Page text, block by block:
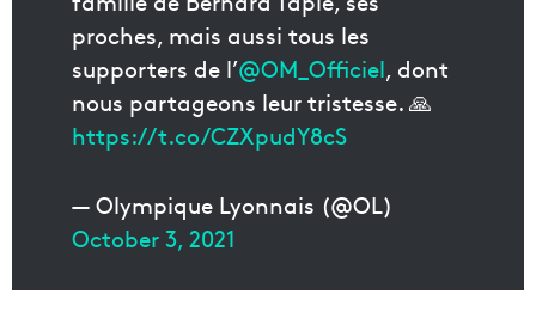
proches, mais aussi tous les
supporters de l’@OM_Officiel, dont
nous partageons leur tristesse. 🙏
https://t.co/CZXpudY8cS
— Olympique Lyonnais (@OL)
October 3, 2021